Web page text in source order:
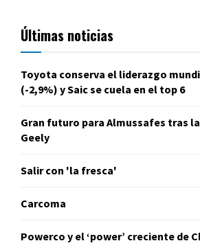
Últimas noticias
Toyota conserva el liderazgo
(-2,9%) y Saic se cuela en el top 6
Gran futuro para Almussafes tras
Geely
Salir con 'la fresca'
Carcoma
Powerco y el ‘power’ creciente de